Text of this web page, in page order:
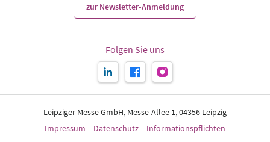
zur Newsletter-Anmeldung
Folgen Sie uns
Leipziger Messe GmbH, Messe-Allee 1, 04356 Leipzig
Impressum
Datenschutz Informationspflichten